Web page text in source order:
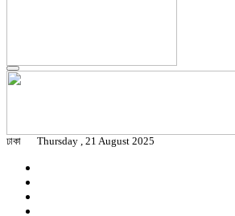
ঢাকা Thursday , 21 August 2025